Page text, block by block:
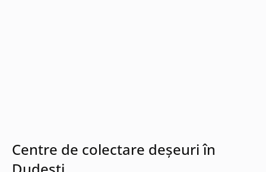
Centre de colectare deșeuri în